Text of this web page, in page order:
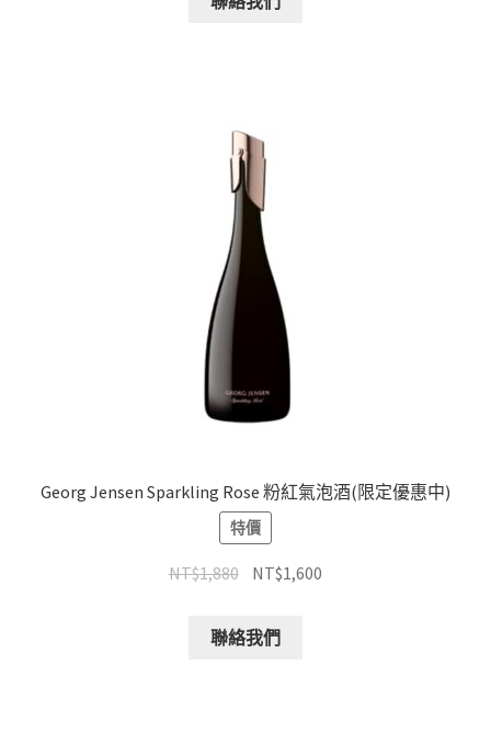
Georg Jensen Sparkling Rose 粉紅氣泡酒(限定優惠中)
特價
NT$1,880 NT$1,600
聯絡我們